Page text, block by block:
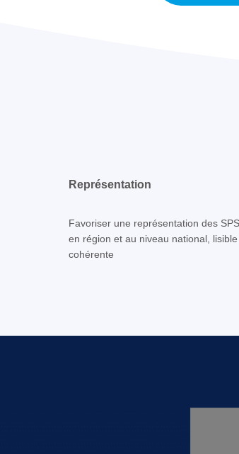
Représentation
Favoriser une représentation des
en région et au niveau national,
cohérente